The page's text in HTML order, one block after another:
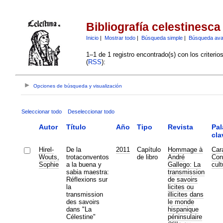
Bibliografía celestinesca
Inicio| Mostrar todo| Búsqueda simple| Búsqueda
1–1 de 1 registro encontrado(s) con los
(RSS):
Opciones de búsqueda y visualización
Seleccionar todo Deseleccionar todo
Autor Título Año Tipo Revista
Hirel-
Wouts,
Sophie
De la
trotaconventos
a la buena y
sabia maestra:
Réflexions sur
la
transmission
des savoirs
dans "La
Célestine"
2011
Capítulo
de libro
Hommage à
André
Gallego: La
transmission
de savoirs
licites ou
illicites dans
le monde
hispanique
péninsulaire